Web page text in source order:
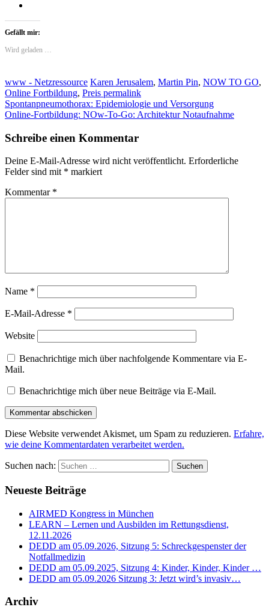
Gefällt mir:
Wird geladen …
www - Netzressource Karen Jerusalem, Martin Pin, NOW TO GO,
Online Fortbildung, Preis permalink
Spontanpneumothorax: Epidemiologie und Versorgung
Online-Fortbildung: NOw-To-Go: Architektur Notaufnahme
Schreibe einen Kommentar
Deine E-Mail-Adresse wird nicht veröffentlicht. Erforderliche
Felder sind mit * markiert
Kommentar *
Name *
E-Mail-Adresse *
Website
Benachrichtige mich über nachfolgende Kommentare via E-
Mail.
Benachrichtige mich über neue Beiträge via E-Mail.
Diese Website verwendet Akismet, um Spam zu reduzieren. Erfahre,
wie deine Kommentardaten verarbeitet werden.
Suchen nach:
Neueste Beiträge
AIRMED Kongress in München
LEARN – Lernen und Ausbilden im Rettungsdienst,
12.11.2026
DEDD am 05.09.2026, Sitzung 5: Schreckgespenster der
Notfallmedizin
DEDD am 05.09.2025, Sitzung 4: Kinder, Kinder, Kinder …
DEDD am 05.09.2026 Sitzung 3: Jetzt wird’s invasiv…
Archiv